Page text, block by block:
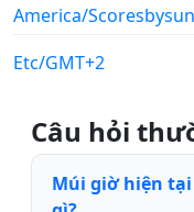
America/
Etc/GMT+2
Câu hỏi
Múi giờ hiện